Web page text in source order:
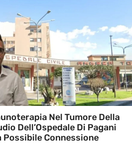
Nel Tumore Della
Dell’Ospedale Di Pagani
Possibile Connessione